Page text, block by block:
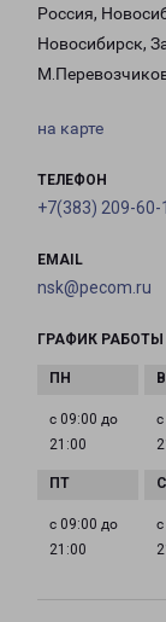
Россия,
Новосибирск,
на карте
ТЕЛЕФОН
+7(383) 209-60-
EMAIL
nsk@pecom.ru
ГРАФИК РАБОТЫ
с 09:00 до
21:00
с 09:00 до
21:00